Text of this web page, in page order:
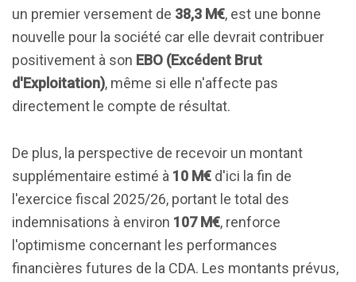
un premier versement de 38,3 M€, est une bonne
nouvelle pour la société car elle devrait contribuer
positivement à son EBO (Excédent Brut
d'Exploitation), même si elle n'affecte pas
directement le compte de résultat.
De plus, la perspective de recevoir un montant
supplémentaire estimé à 10 M€ d'ici la fin de
l'exercice fiscal 2025/26, portant le total des
indemnisations à environ 107 M€, renforce
l'optimisme concernant les performances
financières futures de la CDA. Les montants prévus,